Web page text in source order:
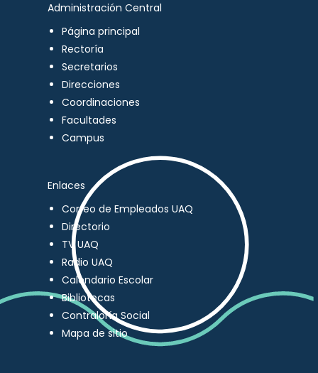
Administración Central
Página principal
Rectoría
Secretarios
Direcciones
Coordinaciones
Facultades
Campus
Enlaces
Correo de Empleados UAQ
Directorio
TV UAQ
Radio UAQ
Calendario Escolar
Bibliotecas
Contraloría Social
Mapa de sitio